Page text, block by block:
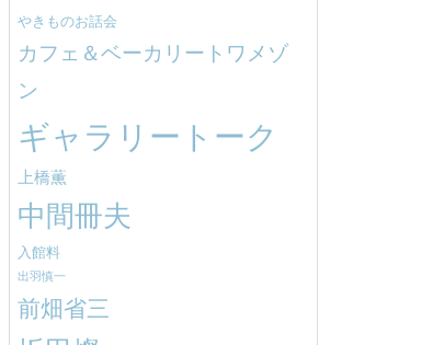
やきものお話会
カフェ＆ベーカリートワメゾ
ン
ギャラリートーク
上橋薫
中間冊夫
入館料
出羽慎一
前畑省三